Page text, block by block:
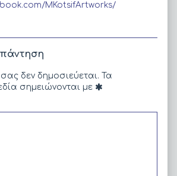
MKotsifArtworks/
δεν δημοσιεύεται. Τα
σημειώνονται με